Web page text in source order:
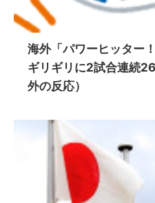
海外「パワーヒッター
ギリギリに2試合連続
外の反応）